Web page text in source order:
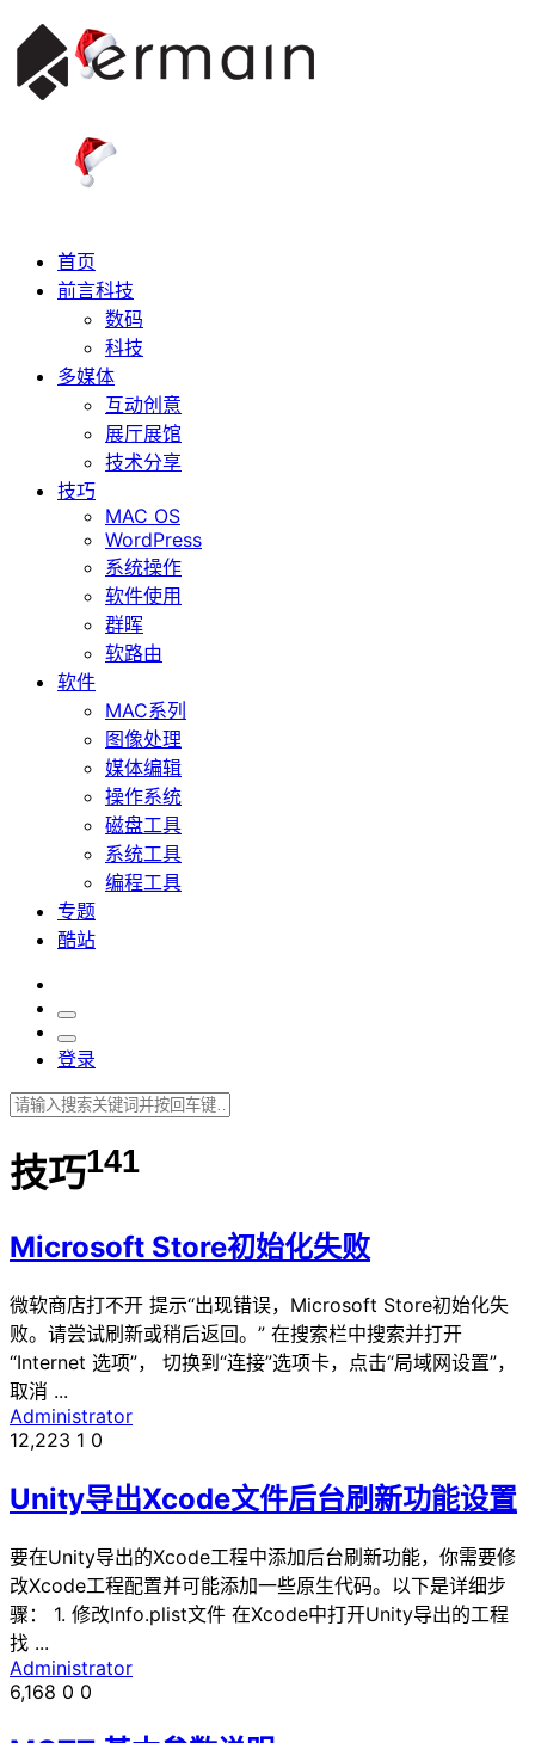
首页
前言科技
数码
科技
多媒体
互动创意
展厅展馆
技术分享
技巧
MAC OS
WordPress
系统操作
软件使用
群晖
软路由
软件
MAC系列
图像处理
媒体编辑
操作系统
磁盘工具
系统工具
编程工具
专题
酷站
登录
技巧141
Microsoft Store初始化失败
微软商店打不开 提示“出现错误，Microsoft Store初始化失
败。请尝试刷新或稍后返回。” 在搜索栏中搜索并打开
“Internet 选项”， 切换到“连接”选项卡，点击“局域网设置”，
取消 ...
Administrator
12,223 1 0
Unity导出Xcode文件后台刷新功能设置
要在Unity导出的Xcode工程中添加后台刷新功能，你需要修
改Xcode工程配置并可能添加一些原生代码。以下是详细步
骤： 1. 修改Info.plist文件 在Xcode中打开Unity导出的工程
找 ...
Administrator
6,168 0 0